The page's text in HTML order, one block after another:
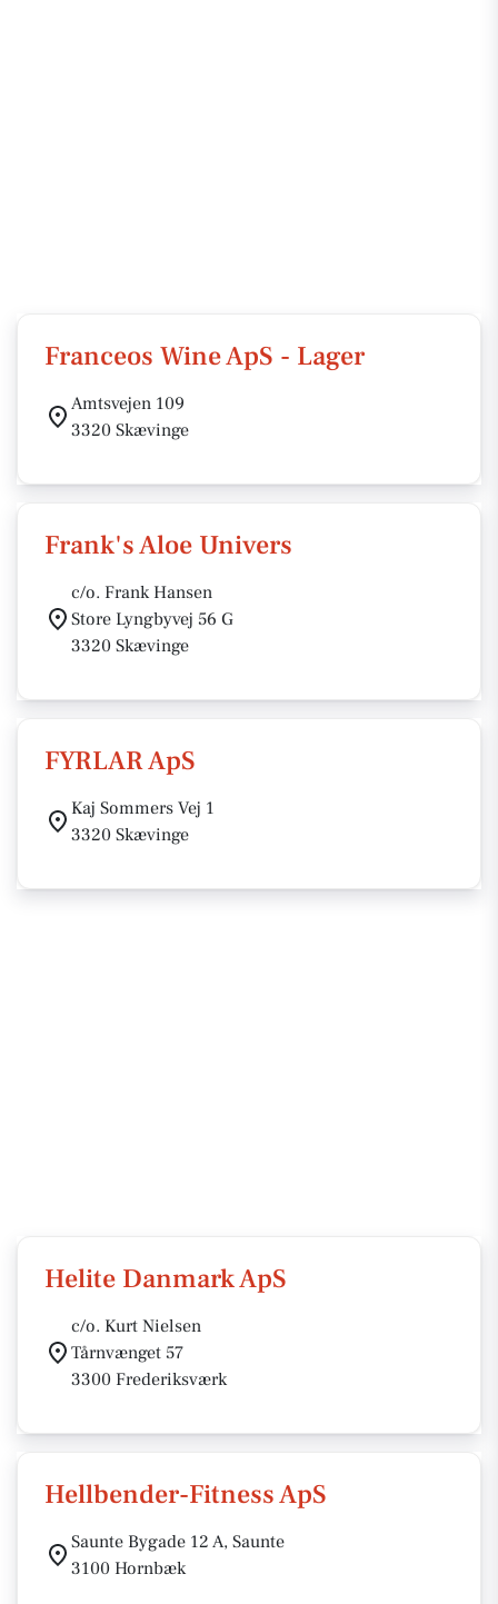
Franceos Wine ApS - Lager
Amtsvejen 109
3320 Skævinge
Frank's Aloe Univers
c/o. Frank Hansen
Store Lyngbyvej 56 G
3320 Skævinge
FYRLAR ApS
Kaj Sommers Vej 1
3320 Skævinge
Helite Danmark ApS
c/o. Kurt Nielsen
Tårnvænget 57
3300 Frederiksværk
Hellbender-Fitness ApS
Saunte Bygade 12 A, Saunte
3100 Hornbæk